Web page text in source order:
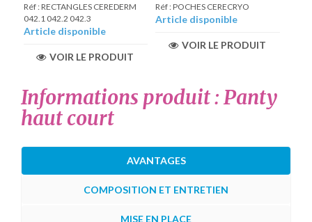
Réf : RECTANGLES CEREDERM
042.1 042.2 042.3
Article disponible
VOIR LE PRODUIT
Réf : POCHES CERECRYO
Article disponible
VOIR LE PRODUIT
Informations produit : Panty
haut court
AVANTAGES
COMPOSITION ET ENTRETIEN
MISE EN PLACE